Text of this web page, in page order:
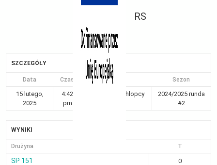
RS
SZCZEGÓŁY
Data Czas Liga Sezon
15 lutego,
2025
4:42
pm
Kraków 5-6 chłopcy
2024/2025 runda
#2
WYNIKI
Drużyna T
SP 151 0